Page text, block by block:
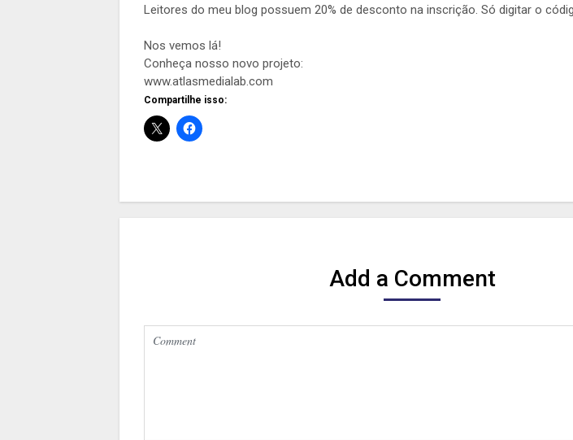
Leitores do meu blog possuem 20% de desconto na inscrição. Só digitar o
Nos vemos lá!
Conheça nosso novo projeto:
www.atlasmedialab.com
Compartilhe isso:
Add a Comment